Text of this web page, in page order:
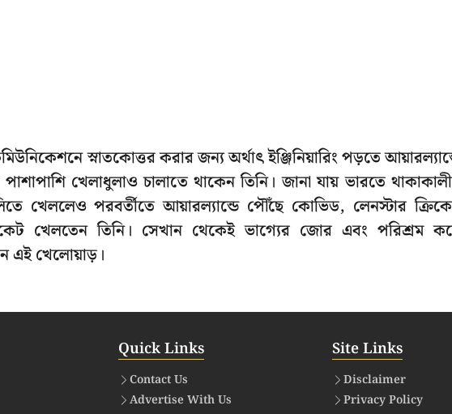
স্নাতকোত্তর করার জন্য অর্থাৎ ইঞ্জিনিয়ারিং পড়তে
খেলাধুলাও চালাতে থাকেন তিনি। জানা যায় ভারতে
খেললেও পরবর্তীতে আয়ারল্যান্ডে পৌঁছে কোভিড, লেনস্টার
খেলতেন তিনি। সেখান থেকেই ভাগ্যের জোর এবং পরিশ্রম
এই খেলোয়াড়।
Quick Links
Contact Us
Advertise With Us
Site Links
Disclaimer
Privacy Policy